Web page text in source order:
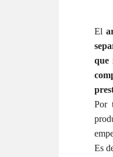
El
que
Por
Es